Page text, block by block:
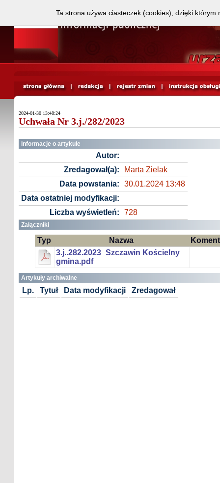
2024-01-30 13:48:24
Uchwała Nr 3.j./282/2023
Informacje o artykule
Autor:
Zredagował(a):
Marta Zielak
Data powstania:
30.01.2024 13:48
Data ostatniej modyfikacji:
Liczba wyświetleń:
728
Załączniki
Typ Nazwa
3.j..282.2023_Szczawin Kościelny
gmina.pdf
Artykuły archiwalne
Lp. Tytuł Data modyfikacji Zredagował
Ta strona używa ciasteczek (cookies), dzięki którym